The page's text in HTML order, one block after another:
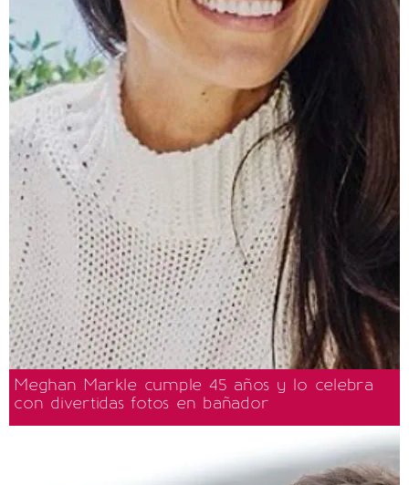
Meghan Markle cumple 45 años y lo celebra
con divertidas fotos en bañador